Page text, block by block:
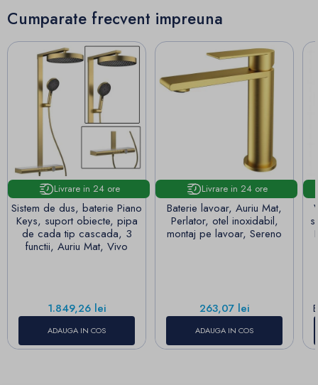
Cumparate frecvent impreuna
Livrare in 24 ore
Sistem de dus, baterie Piano
Keys, suport obiecte, pipa
de cada tip cascada, 3
functii, Auriu Mat, Vivo
Pret
1.849,26 lei
ADAUGA IN COS
Livrare in 24 ore
Baterie lavoar, Auriu Mat,
Perlator, otel inoxidabil,
montaj pe lavoar, Sereno
Pret
263,07 lei
ADAUGA IN COS